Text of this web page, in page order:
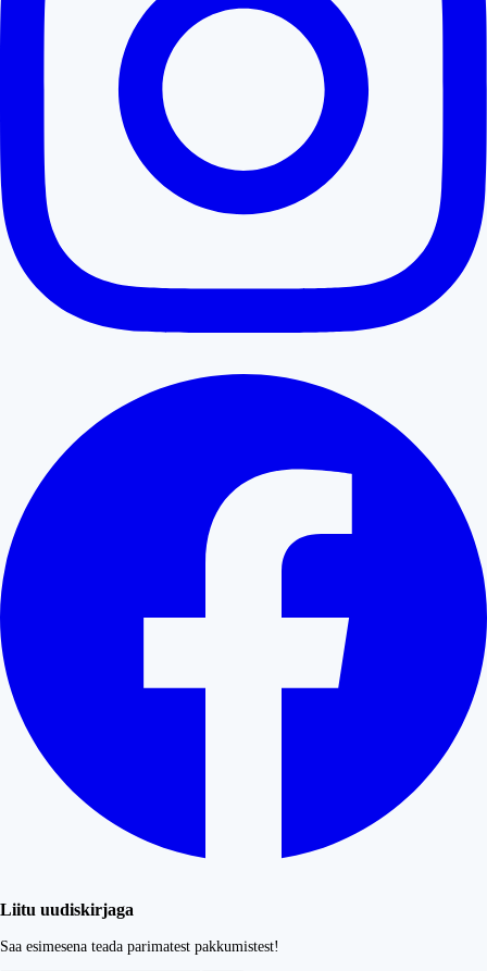
Liitu uudiskirjaga
Saa esimesena teada parimatest pakkumistest!